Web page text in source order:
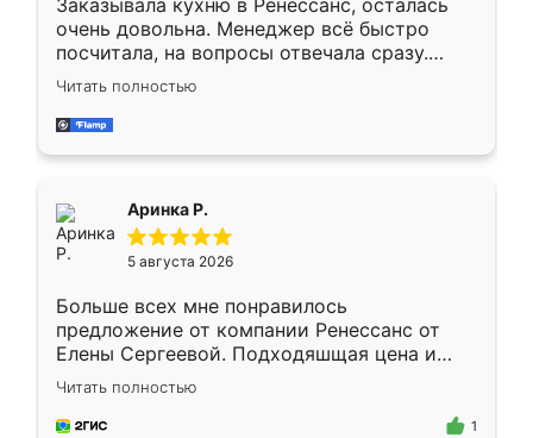
Заказывала кухню в Ренессанс, осталась
очень довольна. Менеджер всё быстро
посчитала, на вопросы отвечала сразу.
Замерщик приехал в субботу, подошёл к
делу со всей ответственностью. Собрали
за день, ребята работали аккуратно, даже
Читать полностью
Аринка Р.
5 августа 2026
Больше всех мне понравилось
предложение от компании Ренессанс от
Елены Сергеевой. Подходяшщая цена и
короткие сроки изготовления. Приехавший
для замера сотрудник Владислав
предложил по моему эскизу самый
Читать полностью
1